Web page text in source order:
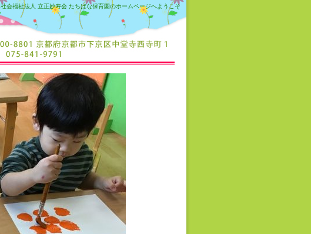
社会福祉法人 立正妙寿会 たちばな保育園のホームページへようこそ